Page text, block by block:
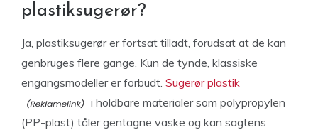
plastiksugerør?
Ja, plastiksugerør er fortsat tilladt, forudsat at de kan
genbruges flere gange. Kun de tynde, klassiske
engangsmodeller er forbudt. Sugerør plastik
i holdbare materialer som polypropylen
(PP-plast) tåler gentagne vaske og kan sagtens